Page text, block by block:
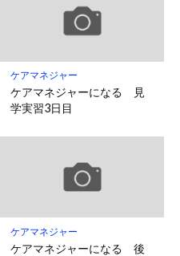
ケアマネジャー
ケアマネジャーになる 見
学実習3日目
ケアマネジャー
ケアマネジャーになる 後